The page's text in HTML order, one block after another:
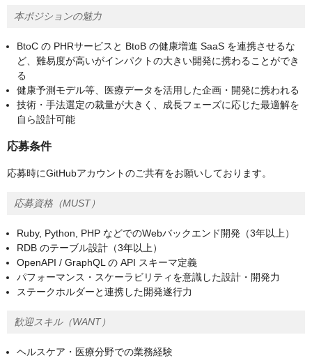
本ポジションの魅力
BtoC の PHRサービスと BtoB の健康増進 SaaS を連携させるな
ど、難易度が高いがインパクトの大きい開発に携わることができ
る
健康予測モデル等、医療データを活用した企画・開発に携われる
技術・手法選定の裁量が大きく、成長フェーズに応じた最適解を
自ら設計可能
応募条件
応募時にGitHubアカウントのご共有をお願いしております。
応募資格（MUST）
Ruby, Python, PHP などでのWebバックエンド開発（3年以上）
RDB のテーブル設計（3年以上）
OpenAPI / GraphQL の API スキーマ定義
パフォーマンス・スケーラビリティを意識した設計・開発力
ステークホルダーと連携した開発遂行力
歓迎スキル（WANT）
ヘルスケア・医療分野での業務経験